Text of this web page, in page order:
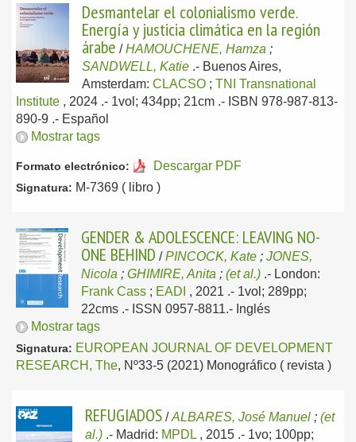
Desmantelar el colonialismo verde.
Energía y justicia climática en la región
árabe /HAMOUCHENE, Hamza ;
SANDWELL, Katie .- Buenos Aires,
Amsterdam: CLACSO ; TNI Transnational
Institute , 2024 .- 1vol; 434pp; 21cm .- ISBN 978-987-813-
890-9 .- Español
Mostrar tags
Formato electrónico: Descargar PDF
Signatura: M-7369 ( libro )
GENDER & ADOLESCENCE: LEAVING NO-
ONE BEHIND /PINCOCK, Kate ; JONES,
Nicola ; GHIMIRE, Anita ; (et al.) .- London:
Frank Cass ; EADI , 2021 .- 1vol; 289pp;
22cms .- ISSN 0957-8811.- Inglés
Mostrar tags
Signatura: EUROPEAN JOURNAL OF DEVELOPMENT
RESEARCH, The, Nº33-5 (2021) Monográfico ( revista )
REFUGIADOS /ALBARES, José Manuel ; (et
al.) .- Madrid: MPDL , 2015 .- 1vo; 100pp;